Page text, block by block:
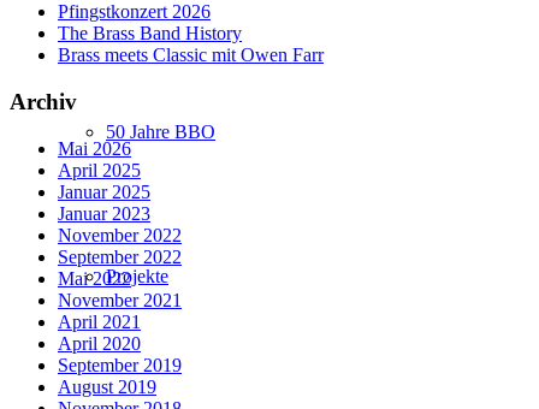
50 Jahre BBO
Projekte
Pfingstkonzert 2026
The Brass Band History
Brass meets Classic mit Owen Farr
Archiv
Mai 2026
April 2025
Januar 2025
Januar 2023
November 2022
September 2022
Mai 2022
November 2021
April 2021
April 2020
September 2019
August 2019